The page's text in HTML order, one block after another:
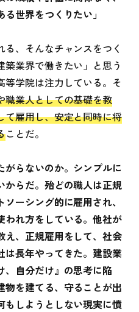
世界をつくりたい」
、そんなチャンスをつく
業界で働きたい」と思う
学院は注力している。そ
職業人としての基礎を教
て雇用し、安定と同時に将
ことだ。
がらないのか。シンプルに
からだ。殆どの職人は正規
ーシング的に雇用され、
われ方をしている。他社が
え、正規雇用をして、社会
は長年やってきた。建設業
、自分だけ』の思考に陥
物を建てる、守ることが出
もしようとしない現実に憤